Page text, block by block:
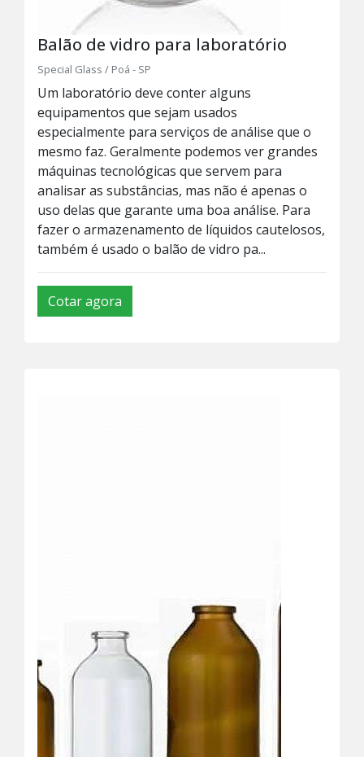
Balão de vidro para laboratório
Special Glass / Poá - SP
Um laboratório deve conter alguns
equipamentos que sejam usados
especialmente para serviços de análise que o
mesmo faz. Geralmente podemos ver grandes
máquinas tecnológicas que servem para
analisar as substâncias, mas não é apenas o
uso delas que garante uma boa análise. Para
fazer o armazenamento de líquidos cautelosos,
também é usado o balão de vidro pa...
Cotar agora